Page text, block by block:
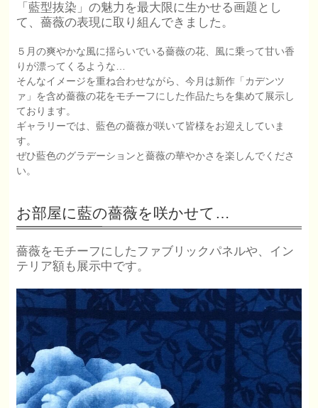
「藍型抜染」の魅力を最大限に生かせる画題とし
て、薔薇の表現に取り組んできました。
５月の爽やかな風に揺らいでいる薔薇の花、風に乗って甘い香
りが漂ってくるような…
そんなイメージを重ね合わせながら、今月は新作「カデンツ
ァ」を含め薔薇の花をモチーフにした作品たちを集めて展示し
ております。
ギャラリーでは、藍色の薔薇が咲いて皆様をお迎えしていま
す。
ぜひ藍色のグラデーションと薔薇の華やかさを楽しんでくださ
い。
お部屋に藍の薔薇を咲かせて…
薔薇をモチーフにしたファブリックパネルや、イン
テリア額も展示中です。